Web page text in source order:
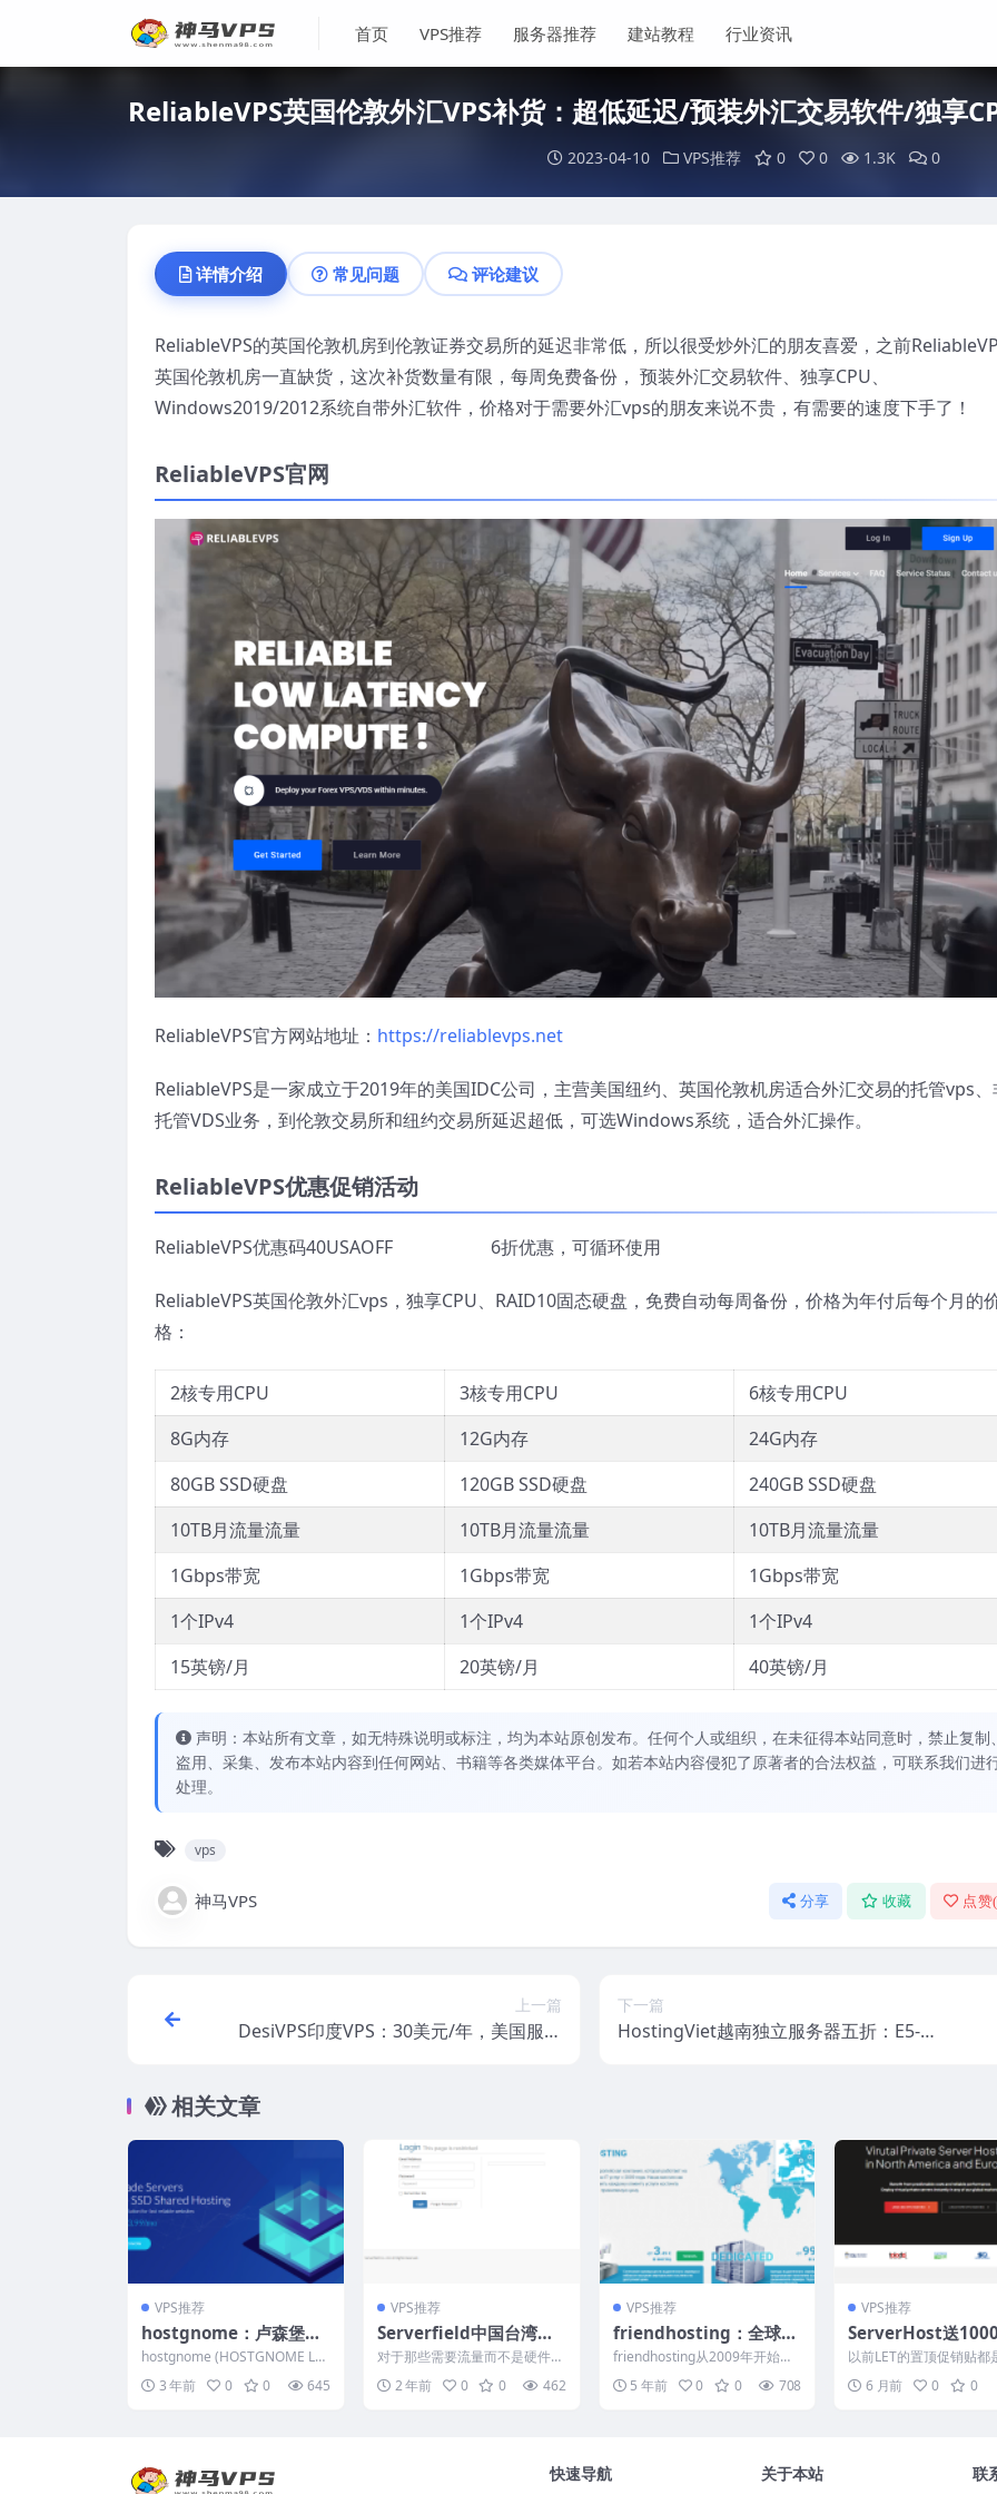
首页 VPS推荐 服务器推荐 建站教程 行业资讯
ReliableVPS英国伦敦外汇VPS补货：超低延迟/预装外汇交易软件/独享
2023-04-10 VPS推荐 0 0 1.3K 0
详情介绍 常见问题 评论建议
ReliableVPS的英国伦敦机房到伦敦证券交易所的延迟非常低，所以很受炒外汇的朋友喜爱，之前
英国伦敦机房一直缺货，这次补货数量有限，每周免费备份， 预装外汇交易软件、独享CPU、
Windows2019/2012系统自带外汇软件，价格对于需要外汇vps的朋友来说不贵，有需要的速度下手了！
ReliableVPS官网
ReliableVPS官方网站地址： https://reliablevps.net
ReliableVPS是一家成立于2019年的美国IDC公司，主营美国纽约、英国伦敦机房适合外汇交易的托管vps、
托管VDS业务，到伦敦交易所和纽约交易所延迟超低，可选Windows系统，适合外汇操作。
ReliableVPS优惠促销活动
ReliableVPS优惠码40USAOFF 6折优惠，可循环使用
ReliableVPS英国伦敦外汇vps，独享CPU、RAID10固态硬盘，免费自动每周备份，价格为年付后每个月的
格：
2核专用CPU 3核专用CPU
6核专用CPU
8G内存
12G内存
24G内存
80GB SSD硬盘
120GB SSD硬盘
240GB SSD硬盘
10TB月流量流量
10TB月流量流量
10TB月流量流量
1Gbps带宽
1Gbps带宽
1Gbps带宽
1个IPv4
1个IPv4
1个IPv4
15英镑/月
20英镑/月 40英镑/月
声明：本站所有文章，如无特殊说明或标注，均为本站原创发布。任何个人或组织，在未征得本站同意时，禁止复制、
盗用、采集、发布本站内容到任何网站、书籍等各类媒体平台。如若本站内容侵犯了原著者的合法权益，可联系我们进
处理。
vps
神马VPS 分享 收藏 点赞(
上一篇
DesiVPS印度VPS：30美元/年，美国服务
下一篇
HostingViet越南独立服务器五折：E5-26
相关文章
VPS推荐
hostgnome：卢森堡VP
S，无视版权，$13/月，
2G内存/1核(Ryzen 9 59
50X)/20gNVMe/20T流
hostgnome (HOSTGNOME LT
D 13468575，ASN: A...
3 年前 0 0 645
VPS推荐
Serverfield中国台湾原
生IP不限流量服务器：18
9美元/月，台湾本地IP/
台中机房100Mbps，解
对于那些需要流量而不是硬件的
人，台湾省IDC商家Serverfield
推出了台中...
2 年前 0 0 462
VPS推荐
friendhosting：全球多
机房、超便宜VPS、不限
流量，优惠促销中，多种
支付方式
friendhosting从2009年开始运
作至今应该算是一个有些年头但
是依旧不...
5 年前 0 0 708
VPS推荐
ServerHost送
元/iPad Mini/T恤/
额，美国/加拿大/荷
S：33美元/年，独
以前LET的置顶促销贴都
ckNerd包圆了，这次突然
是ServerH...
6 月前 0 0
快速导航
关于本站
联